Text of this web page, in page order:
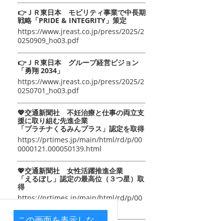
👉ＪＲ東日本 モビリティ事業で中長期
戦略「PRIDE & INTEGRITY」策定
https://www.jreast.co.jp/press/2025/2
0250909_ho03.pdf
👉ＪＲ東日本 グループ経営ビジョン
「勇翔 2034」
https://www.jreast.co.jp/press/2025/2
0250701_ho03.pdf
💖交通新聞社 不妊治療と仕事の両立支
援に取り組む先進企業
「プラチナくるみんプラス」認定を取得
https://prtimes.jp/main/html/rd/p/00
0000121.000050139.html
💖交通新聞社 女性活躍推進企業
「えるぼし」認定の最高位（３つ星）取
得
https://prtimes.jp/main/html/rd/p/00